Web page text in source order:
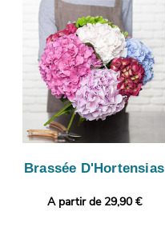
Brassée D'Hortensias
A partir de 29,90 €